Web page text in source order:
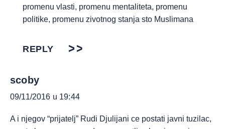
promenu vlasti, promenu mentaliteta, promenu
politike, promenu zivotnog stanja sto Muslimana
REPLY
scoby
09/11/2016 u 19:44
A i njegov “prijatelj” Rudi Djulijani ce postati javni tuzilac,